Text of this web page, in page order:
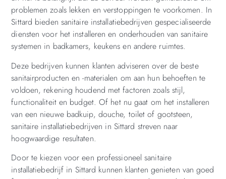
problemen zoals lekken en verstoppingen te voorkomen. In
Sittard bieden sanitaire installatiebedrijven gespecialiseerde
diensten voor het installeren en onderhouden van sanitaire
systemen in badkamers, keukens en andere ruimtes.
Deze bedrijven kunnen klanten adviseren over de beste
sanitairproducten en -materialen om aan hun behoeften te
voldoen, rekening houdend met factoren zoals stijl,
functionaliteit en budget. Of het nu gaat om het installeren
van een nieuwe badkuip, douche, toilet of gootsteen,
sanitaire installatiebedrijven in Sittard streven naar
hoogwaardige resultaten.
Door te kiezen voor een professioneel sanitaire
installatiebedrijf in Sittard kunnen klanten genieten van goed